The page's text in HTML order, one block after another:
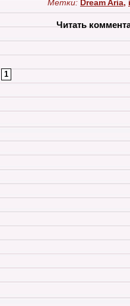
Метки: Dream Aria,
Читать
1